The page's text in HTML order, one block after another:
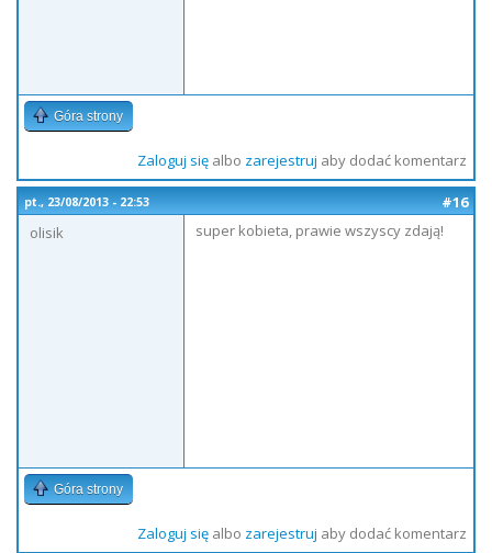
Góra strony
Zaloguj sięalbo zarejestruj aby dodać komentarz
pt., 23/08/2013 - 22:53
#16
olisik
super kobieta, prawie wszyscy zdają!
Góra strony
Zaloguj sięalbo zarejestruj aby dodać komentarz